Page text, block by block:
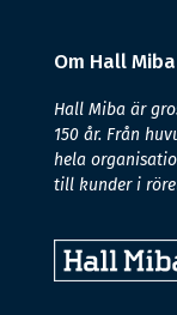
Om Hall Miba
Hall Miba är
150 år. Från
hela
till kunder i